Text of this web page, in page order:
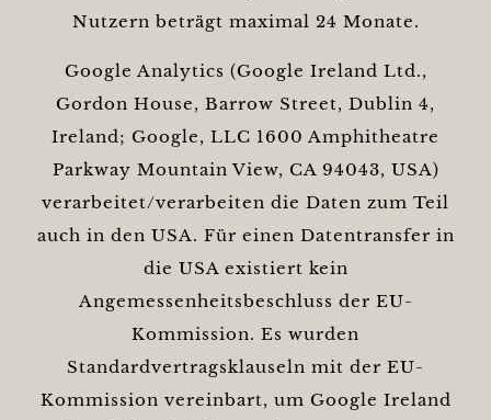
Nutzern beträgt maximal 24 Monate.
Google Analytics (Google Ireland Ltd.,
Gordon House, Barrow Street, Dublin 4,
Ireland; Google, LLC 1600 Amphitheatre
Parkway Mountain View, CA 94043, USA)
verarbeitet/verarbeiten die Daten zum Teil
auch in den USA. Für einen Datentransfer in
die USA existiert kein
Angemessenheitsbeschluss der EU-
Kommission. Es wurden
Standardvertragsklauseln mit der EU-
Kommission vereinbart, um Google Ireland